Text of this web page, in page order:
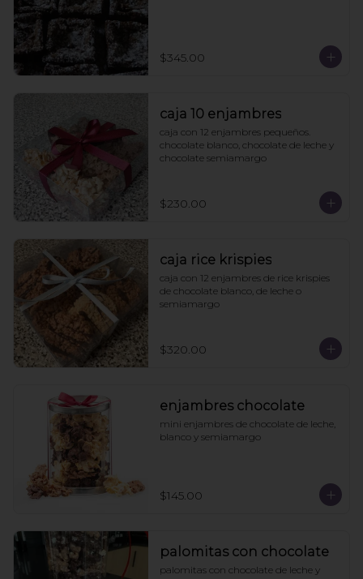
$345.00
caja 10 enjambres
caja con 12 enjambres pequeños.
chocolate blanco, chocolate de leche y
chocolate semiamargo
$230.00
caja rice krispies
caja con 12 enjambres de rice krispies
de chocolate blanco, de leche o
semiamargo
$320.00
enjambres chocolate
mini enjambres de chocolate de leche,
blanco y semiamargo
$145.00
palomitas con chocolate
palomitas con chocolate de leche y